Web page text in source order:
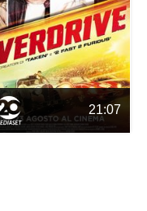
21:07